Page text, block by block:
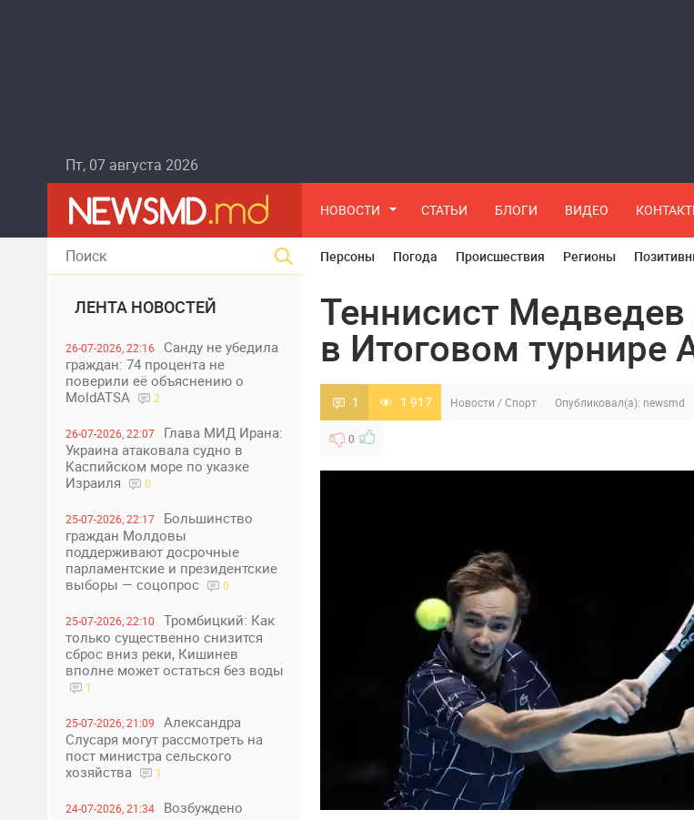
Пт, 07 августа 2026
НОВОСТИ СТАТЬИ БЛОГИ ВИДЕО
ЛЕНТА НОВОСТЕЙ
26-07-2026, 22:16
Санду не убедила
граждан: 74 процента не
поверили её объяснению о
MoldATSA
2
26-07-2026, 22:07
Глава МИД Ирана:
Украина атаковала судно в
Каспийском море по указке
Израиля
0
25-07-2026, 22:17
Большинство
граждан Молдовы
поддерживают досрочные
парламентские и президентские
выборы — соцопрос
0
25-07-2026, 22:10
Тромбицкий: Как
только существенно снизится
сброс вниз реки, Кишинев
вполне может остаться без воды
1
25-07-2026, 21:09
Александра
Слусаря могут рассмотреть на
пост министра сельского
хозяйства
1
24-07-2026, 21:34
Возбуждено
Персоны Погода Происшествия Регионы
Теннисист
в Итоговом турнире
1 1 917 Новости /Спорт Опубликовал(а): newsmd
0